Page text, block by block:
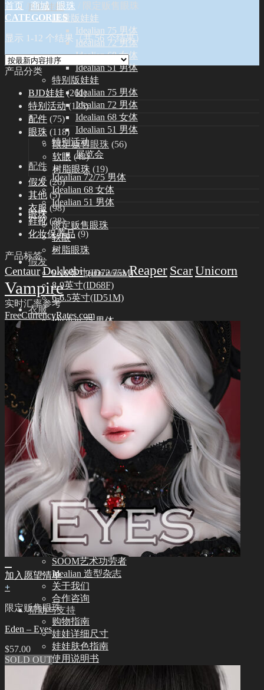
BJD娃娃
限量版娃娃
Idealian 75 男体
Idealian 72 男体
Idealian 68 女体
Idealian 51 男体
特别版娃娃
Idealian 75 男体
Idealian 72 男体
Idealian 68 女体
Idealian 51 男体
特别活动
展览会
配件
Idealian 72/75 男体
Idealian 68 女体
Idealian 51 男体
眼珠
限定贩售眼珠
软眼
树脂眼珠
假发
9-10英寸(ID72/75M)
8-9英寸(ID68F)
6-6.5英寸(ID51M)
衣服
Idealian 75 男体
Idealian 72 男体
Idealian 68 女体
Idealian 51 男体
鞋靴
Idealian 72/75 男体
Idealian 68 女体
Idealian 51 男体
其他
其他配饰品
娃娃支架ㆍ棉包
化妆保养品
保养工具
组装工具
化妆工具
修正工具
眼睫毛
社区
新闻ㆍ公告
Idealian 博客
SOOM艺术功劳者
Idealian 造型杂志
关于我们
合作咨询
帮助与支持
购物指南
娃娃详细尺寸
娃娃肤色指南
使用说明书
正版编号查询
常见问题 (FAQ)
首页 商城 / 眼珠
限定贩售眼珠
CATEGORIES
显示 1-12 个结果（共 56 个结果）
产品分类
BJD娃娃 (261)
特别活动 (125)
配件 (75)
眼珠 (118)
限定贩售眼珠 (56)
软眼 (43)
树脂眼珠 (19)
假发 (26)
其他 (5)
衣服 (98)
鞋靴 (38)
化妆保养品 (9)
产品标签
CentaurDokkebi Outfits in stock Reaper ScarUnicorn
Vampire
实时汇率参考
FreeCurrencyRates.com
加入愿望清单
+
限定贩售眼珠
Eden – Eyes
$57.00
SOLD OUT